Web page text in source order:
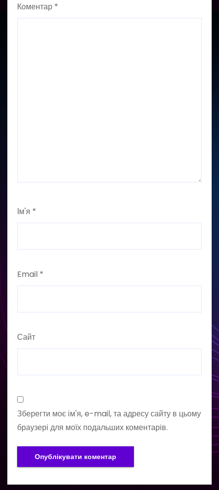
Коментар *
Ім'я *
Email *
Сайт
Зберегти моє ім'я, e-mail, та адресу сайту в цьому
браузері для моїх подальших коментарів.